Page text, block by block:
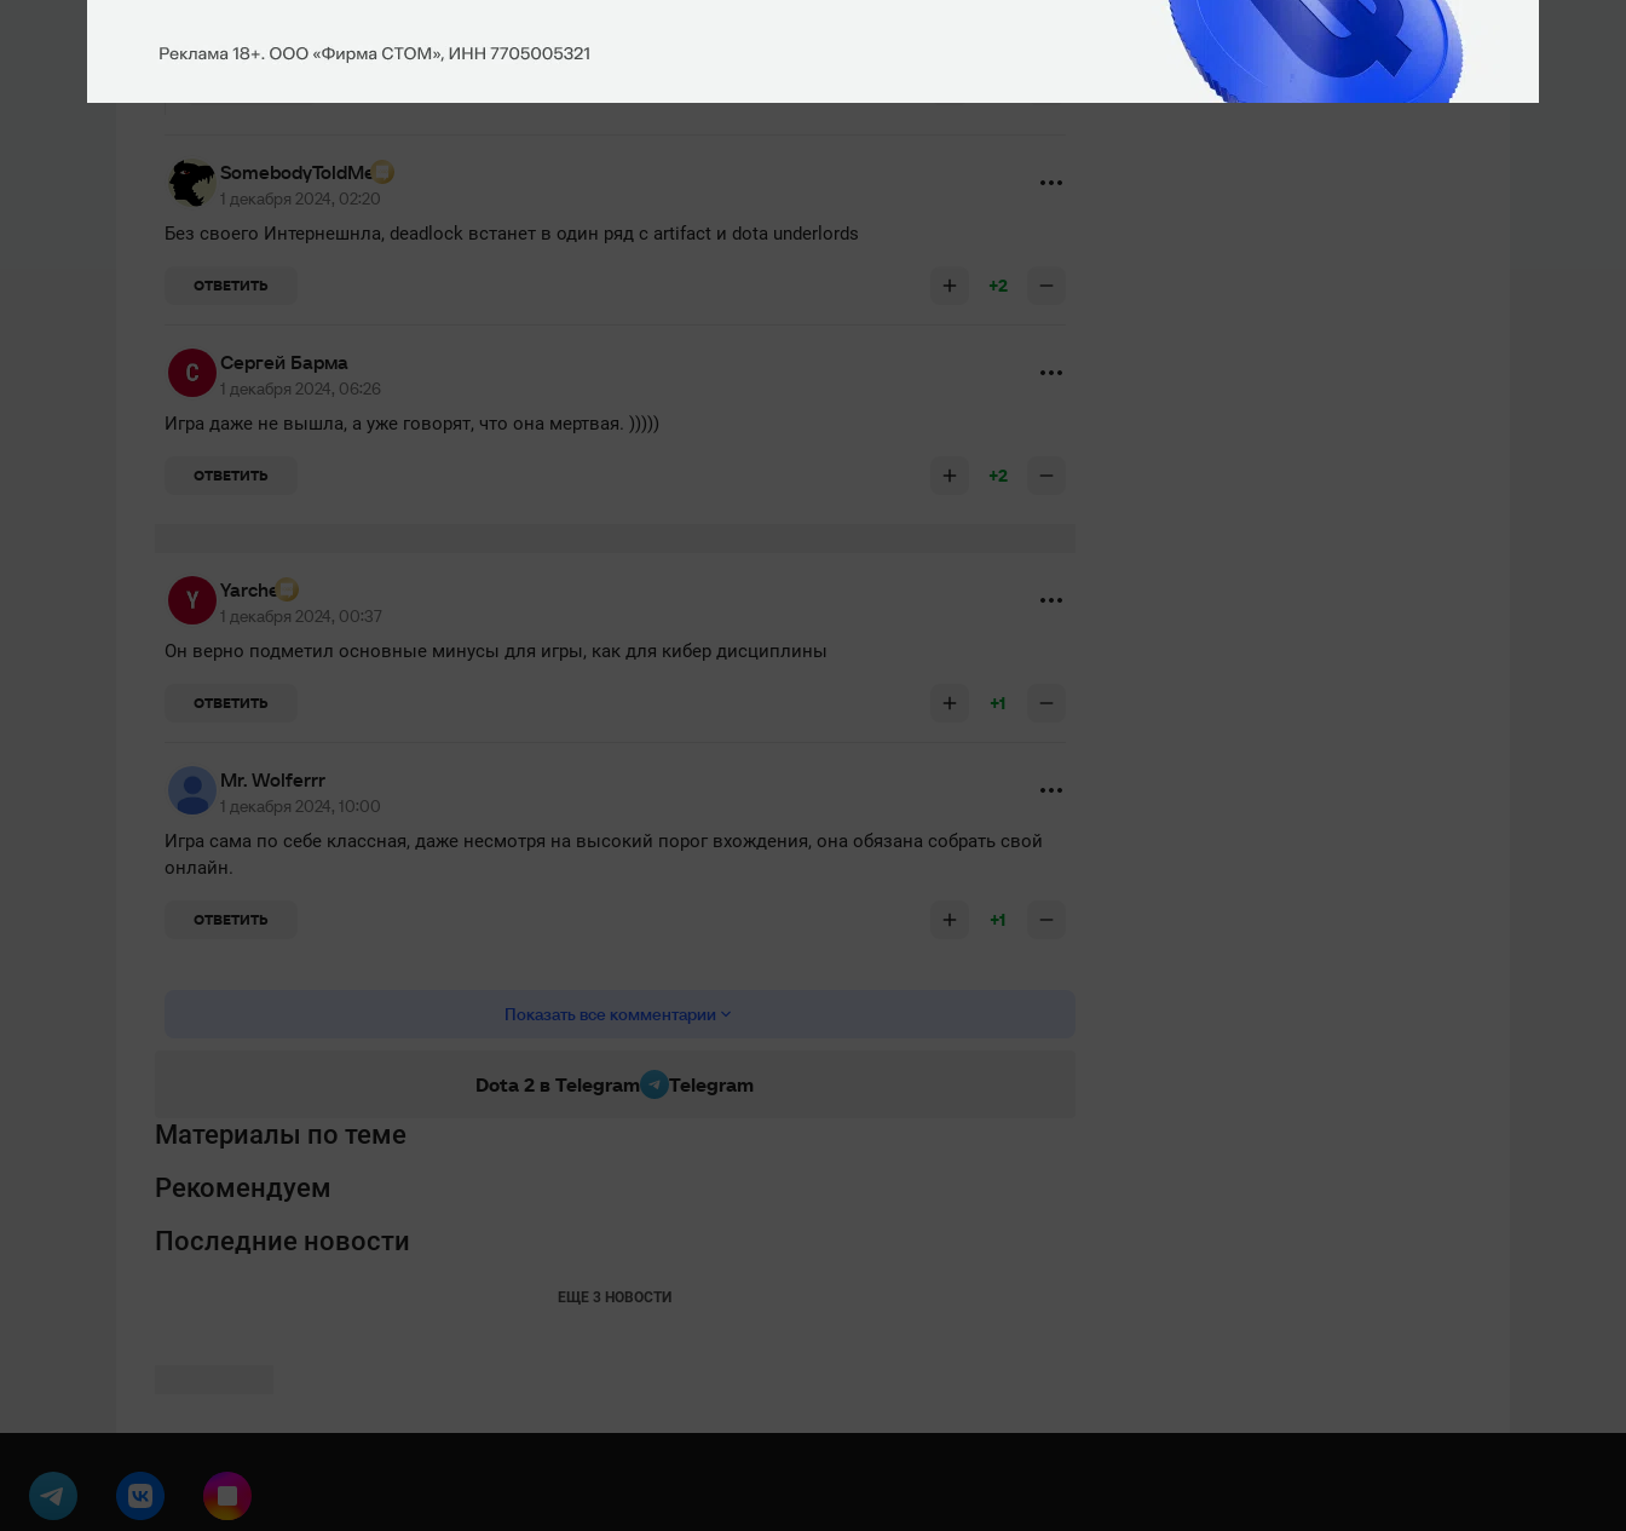
SomebodyToldMe
1 декабря 2024, 02:20
Без своего Интернешнла, deadlock встанет в один ряд с artifact и dota underlords
ОТВЕТИТЬ +2
Сергей Барма
1 декабря 2024, 06:26
Игра даже не вышла, а уже говорят, что она мертвая. )))))
ОТВЕТИТЬ +2
Yarche
1 декабря 2024, 00:37
Он верно подметил основные минусы для игры, как для кибер дисциплины
ОТВЕТИТЬ +1
Mr. Wolferrr
1 декабря 2024, 10:00
Игра сама по себе классная, даже несмотря на высокий порог вхождения, она обязана собрать свой
онлайн.
ОТВЕТИТЬ +1
Показать все комментарии
Dota 2 в Telegram Telegram
Материалы по теме
Рекомендуем
Последние новости
ЕЩЕ 3 НОВОСТИ